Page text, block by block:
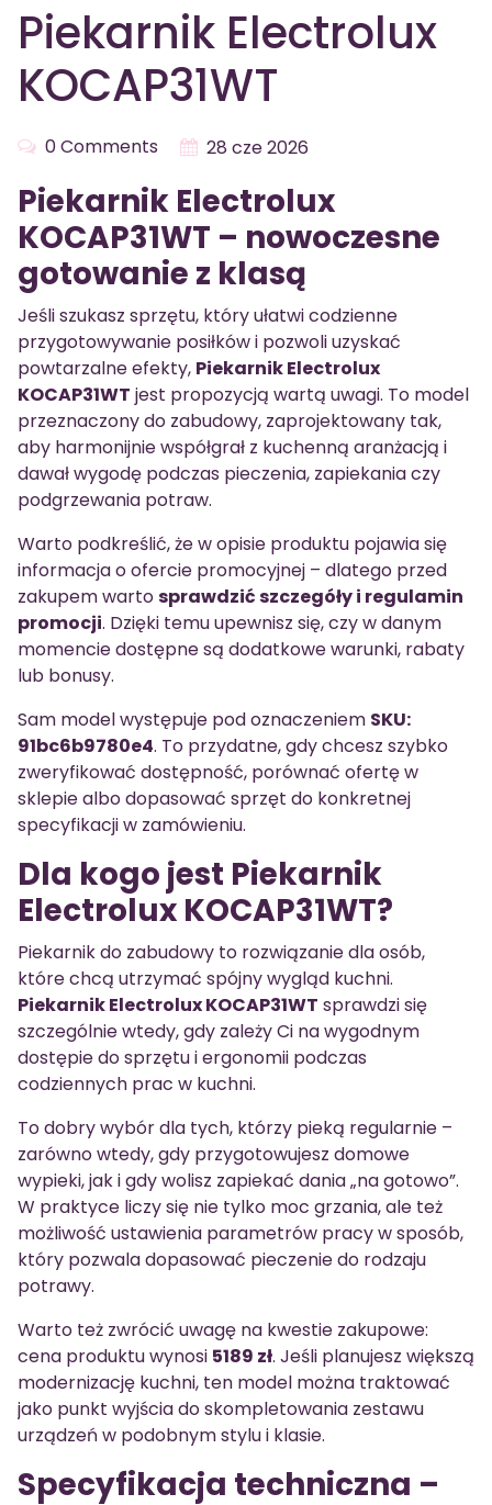
Piekarnik Electrolux
KOCAP31WT
0 Comments 28 cze 2026
Piekarnik Electrolux
KOCAP31WT – nowoczesne
gotowanie z klasą
Jeśli szukasz sprzętu, który ułatwi codzienne
przygotowywanie posiłków i pozwoli uzyskać
powtarzalne efekty, Piekarnik Electrolux
KOCAP31WT jest propozycją wartą uwagi. To model
przeznaczony do zabudowy, zaprojektowany tak,
aby harmonijnie współgrał z kuchenną aranżacją i
dawał wygodę podczas pieczenia, zapiekania czy
podgrzewania potraw.
Warto podkreślić, że w opisie produktu pojawia się
informacja o ofercie promocyjnej – dlatego przed
zakupem wartosprawdzić szczegóły i regulamin
promocji. Dzięki temu upewnisz się, czy w danym
momencie dostępne są dodatkowe warunki, rabaty
lub bonusy.
Sam model występuje pod oznaczeniem SKU:
91bc6b9780e4. To przydatne, gdy chcesz szybko
zweryfikować dostępność, porównać ofertę w
sklepie albo dopasować sprzęt do konkretnej
specyfikacji w zamówieniu.
Dla kogo jest Piekarnik
Electrolux KOCAP31WT?
Piekarnik do zabudowy to rozwiązanie dla osób,
które chcą utrzymać spójny wygląd kuchni.
Piekarnik Electrolux KOCAP31WT sprawdzi się
szczególnie wtedy, gdy zależy Ci na wygodnym
dostępie do sprzętu i ergonomii podczas
codziennych prac w kuchni.
To dobry wybór dla tych, którzy pieką regularnie –
zarówno wtedy, gdy przygotowujesz domowe
wypieki, jak i gdy wolisz zapiekać dania „na gotowo”.
W praktyce liczy się nie tylko moc grzania, ale też
możliwość ustawienia parametrów pracy w sposób,
który pozwala dopasować pieczenie do rodzaju
potrawy.
Warto też zwrócić uwagę na kwestie zakupowe:
cena produktu wynosi 5189 zł. Jeśli planujesz większą
modernizację kuchni, ten model można traktować
jako punkt wyjścia do skompletowania zestawu
urządzeń w podobnym stylu i klasie.
Specyfikacja techniczna –